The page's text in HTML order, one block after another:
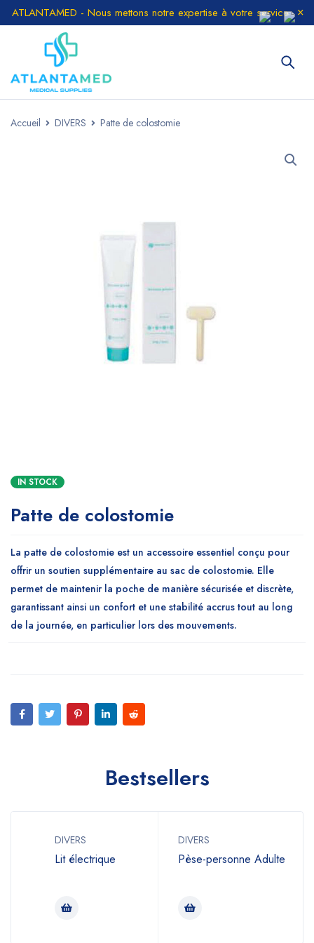
ATLANTAMED - Nous mettons notre expertise à votre service
Accueil DIVERS Patte de colostomie
IN STOCK
Patte de colostomie
La patte de colostomie est un accessoire essentiel conçu pour
offrir un soutien supplémentaire au sac de colostomie. Elle
permet de maintenir la poche de manière sécurisée et discrète,
garantissant ainsi un confort et une stabilité accrus tout au long
de la journée, en particulier lors des mouvements.
Bestsellers
DIVERS
Lit électrique
DIVERS
Pèse-personne Adulte